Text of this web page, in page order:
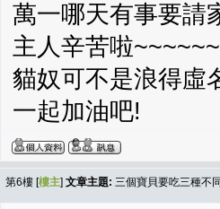
萬一哪天有事要請
主人辛苦啦
貓奴可不是浪得虛
一起加油吧!
第6樓 [樓主] 文章主題: 三個寶貝要吃三種不